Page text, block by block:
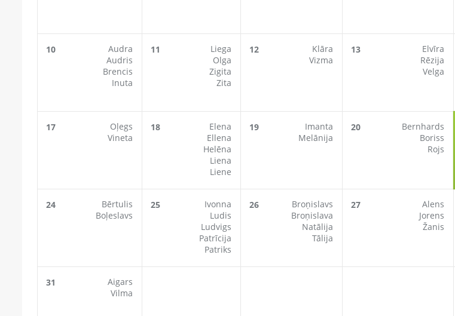
10
Audra
Audris
Brencis
Inuta
11
Liega
Olga
Zigita
Zita
12
Klāra
Vizma
13
Elvīra
Rēzija
Velga
17
Oļegs
Vineta
18
Elena
Ellena
Helēna
Liena
Liene
19
Imanta
Melānija
20
Bernhards
Boriss
Rojs
24
Bērtulis
Boļeslavs
25
Ivonna
Ludis
Ludvigs
Patrīcija
Patriks
26
Broņislavs
Broņislava
Natālija
Tālija
27
Alens
Jorens
Žanis
31
Aigars
Vilma